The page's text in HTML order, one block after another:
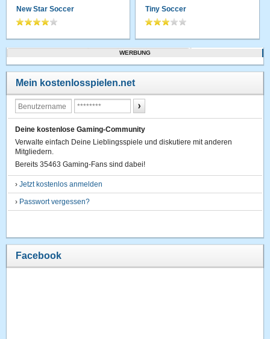
New Star Soccer Tiny Soccer
WERBUNG
Mein kostenlosspielen.net
Deine kostenlose Gaming-Community
Verwalte einfach Deine Lieblingsspiele und diskutiere mit anderen
Mitgliedern.
Bereits 35463 Gaming-Fans sind dabei!
›Jetzt kostenlos anmelden
› Passwort vergessen?
Facebook